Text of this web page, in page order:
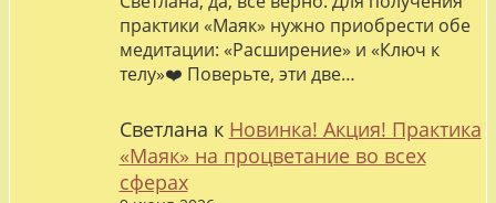
практики «Маяк» нужно приобрести обе
медитации: «Расширение» и «Ключ к
телу»❤️ Поверьте, эти две…
Светлана к Новинка! Акция! Практика
«Маяк» на процветание во всех
сферах